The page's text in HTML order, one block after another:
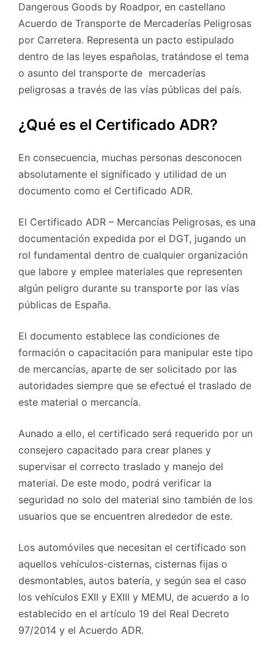
Dangerous Goods by Roadpor, en castellano
Acuerdo de Transporte de Mercaderías Peligrosas
por Carretera. Representa un pacto estipulado
dentro de las leyes españolas, tratándose el tema
o asunto del transporte de mercaderías
peligrosas a través de las vías públicas del país.
¿Qué es el Certificado ADR?
En consecuencia, muchas personas desconocen
absolutamente el significado y utilidad de un
documento como el Certificado ADR.
El Certificado ADR – Mercancías Peligrosas, es una
documentación expedida por el DGT, jugando un
rol fundamental dentro de cualquier organización
que labore y emplee materiales que representen
algún peligro durante su transporte por las vías
públicas de España.
El documento establece las condiciones de
formación o capacitación para manipular este tipo
de mercancías, aparte de ser solicitado por las
autoridades siempre que se efectué el traslado de
este material o mercancía.
Aunado a ello, el certificado será requerido por un
consejero capacitado para crear planes y
supervisar el correcto traslado y manejo del
material. De este modo, podrá verificar la
seguridad no solo del material sino también de los
usuarios que se encuentren alrededor de este.
Los automóviles que necesitan el certificado son
aquellos vehículos-cisternas, cisternas fijas o
desmontables, autos batería, y según sea el caso
los vehículos EXII y EXIII y MEMU, de acuerdo a lo
establecido en el artículo 19 del Real Decreto
97/2014 y el Acuerdo ADR.